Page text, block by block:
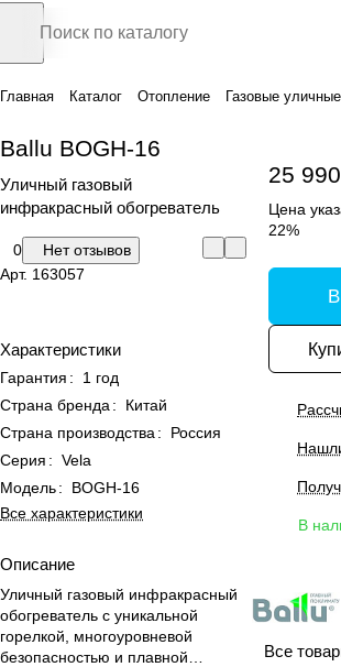
Главная Каталог Отопление Газовые
Ballu BOGH-16
Уличный газовый
инфракрасный обогреватель
0
Нет отзывов
Арт. 163057
Характеристики
Гарантия :
1 год
Страна бренда :
Китай
Страна производства :
Россия
Серия : Vela
Модель:
BOGH-16
Все характеристики
Описание
Уличный газовый инфракрасный
обогреватель с уникальной
горелкой, многоуровневой
безопасностью и плавной
25
Цена
22%
В
Все